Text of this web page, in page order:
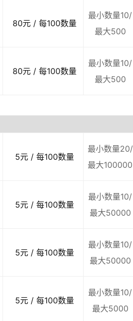
80元 / 每100数量
最小数量10/
最大500
80元 / 每100数量
最小数量10/
最大500
5元 / 每100数量
最小数量20/
最大100000
5元 / 每100数量
最小数量10/
最大50000
5元 / 每100数量
最小数量10/
最大50000
5元 / 每100数量
最小数量10/
最大5000